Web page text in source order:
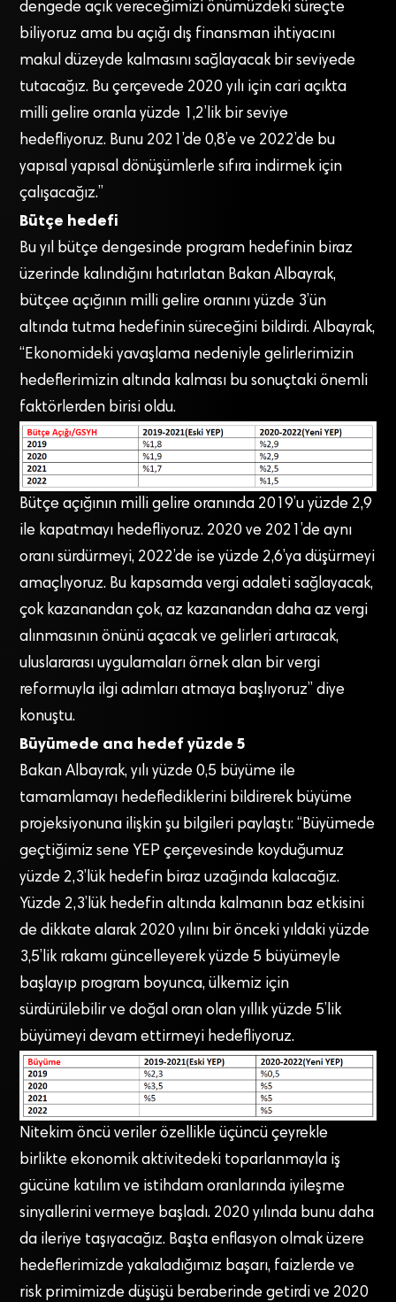
dengede açık vereceğimizi önümüzdeki süreçte
biliyoruz ama bu açığı dış finansman ihtiyacını
makul düzeyde kalmasını sağlayacak bir seviyede
tutacağız. Bu çerçevede 2020 yılı için cari açıkta
milli gelire oranla yüzde 1,2’lik bir seviye
hedefliyoruz. Bunu 2021’de 0,8’e ve 2022’de bu
yapısal yapısal dönüşümlerle sıfıra indirmek için
çalışacağız.”
Bütçe hedefi
Bu yıl bütçe dengesinde program hedefinin biraz
üzerinde kalındığını hatırlatan Bakan Albayrak,
bütçee açığının milli gelire oranını yüzde 3’ün
altında tutma hedefinin süreceğini bildirdi. Albayrak,
“Ekonomideki yavaşlama nedeniyle gelirlerimizin
hedeflerimizin altında kalması bu sonuçtaki önemli
faktörlerden birisi oldu.
Bütçe açığının milli gelire oranında 2019’u yüzde 2,9
ile kapatmayı hedefliyoruz. 2020 ve 2021’de aynı
oranı sürdürmeyi, 2022’de ise yüzde 2,6’ya düşürmeyi
amaçlıyoruz. Bu kapsamda vergi adaleti sağlayacak,
çok kazanandan çok, az kazanandan daha az vergi
alınmasının önünü açacak ve gelirleri artıracak,
uluslararası uygulamaları örnek alan bir vergi
reformuyla ilgi adımları atmaya başlıyoruz” diye
konuştu.
Büyümede ana hedef yüzde 5
Bakan Albayrak, yılı yüzde 0,5 büyüme ile
tamamlamayı hedeflediklerini bildirerek büyüme
projeksiyonuna ilişkin şu bilgileri paylaştı: “Büyümede
geçtiğimiz sene YEP çerçevesinde koyduğumuz
yüzde 2,3’lük hedefin biraz uzağında kalacağız.
Yüzde 2,3’lük hedefin altında kalmanın baz etkisini
de dikkate alarak 2020 yılını bir önceki yıldaki yüzde
3,5’lik rakamı güncelleyerek yüzde 5 büyümeyle
başlayıp program boyunca, ülkemiz için
sürdürülebilir ve doğal oran olan yıllık yüzde 5’lik
büyümeyi devam ettirmeyi hedefliyoruz.
Nitekim öncü veriler özellikle üçüncü çeyrekle
birlikte ekonomik aktivitedeki toparlanmayla iş
gücüne katılım ve istihdam oranlarında iyileşme
sinyallerini vermeye başladı. 2020 yılında bunu daha
da ileriye taşıyacağız. Başta enflasyon olmak üzere
hedeflerimizde yakaladığımız başarı, faizlerde ve
risk primimizde düşüşü beraberinde getirdi ve 2020